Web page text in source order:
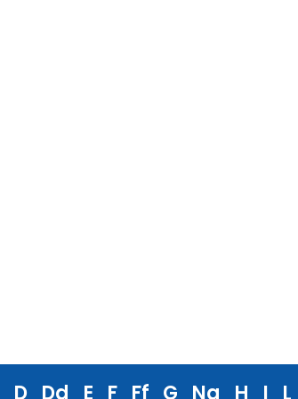
D Dd E F Ff G Ng H I L